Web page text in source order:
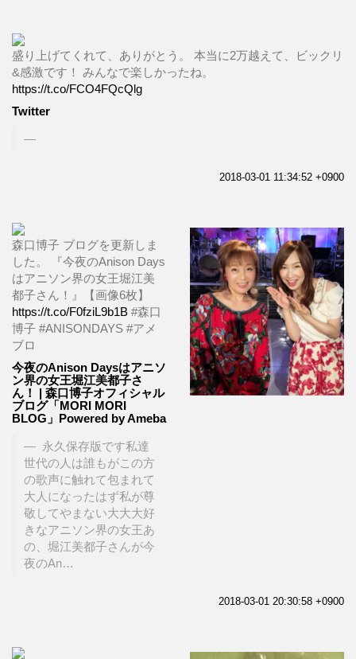
盛り上げてくれて、ありがとう。 本当に2万越えて、ビックリ
&感激です！ みんなで楽しかったね。
https://t.co/FCO4FQcQlg
Twitter
2018-03-01 11:34:52 +0900
森口博子 ブログを更新しま
した。 『今夜のAnison Days
はアニソン界の女王堀江美
都子さん！』【画像6枚】
https://t.co/F0fziL9b1B #森口
博子 #ANISONDAYS #アメ
ブロ
今夜のAnison Daysはアニソ
ン界の女王堀江美都子さ
ん！ | 森口博子オフィシャル
ブログ「MORI MORI
BLOG」Powered by Ameba
永久保存版です私達
世代の人は誰もがこの方
の歌声に触れて包まれて
大人になったはず私が尊
敬してやまない大大大好
きなアニソン界の女王あ
の、堀江美都子さんが今
夜のAn…
2018-03-01 20:30:58 +0900